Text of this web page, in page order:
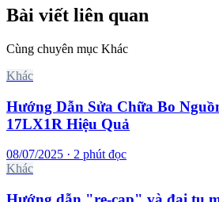
Bài viết liên quan
Cùng chuyên mục Khác
Khác
Hướng Dẫn Sửa Chữa Bo
17LX1R Hiệu Quả
08/07/2025 · 2 phút đọc
Khác